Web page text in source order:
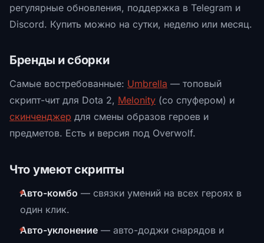
регулярные обновления, поддержка в Telegram и
Discord. Купить можно на сутки, неделю или месяц.
Бренды и сборки
Самые востребованные: Umbrella — топовый
скрипт-чит для Dota 2, Melonity (со спуфером) и
скинченджер для смены образов героев и
предметов. Есть и версия под Overwolf.
Что умеют скрипты
Авто-комбо — связки умений на всех героях в
один клик.
Авто-уклонение — авто-доджи снарядов и